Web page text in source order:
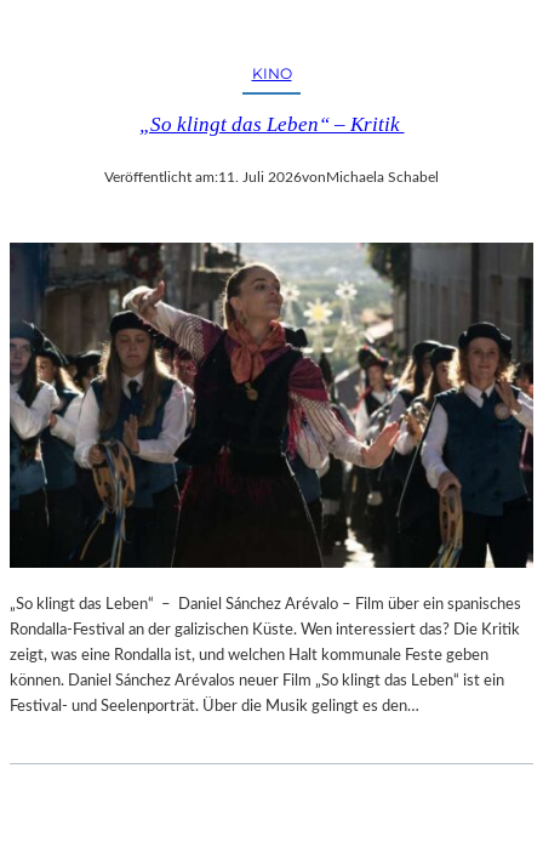
KINO
„So klingt das Leben“ – Kritik
Veröffentlicht am:11. Juli 2026vonMichaela Schabel
„So klingt das Leben“ – Daniel Sánchez Arévalo – Film über ein spanisches
Rondalla-Festival an der galizischen Küste. Wen interessiert das? Die Kritik
zeigt, was eine Rondalla ist, und welchen Halt kommunale Feste geben
können. Daniel Sánchez Arévalos neuer Film „So klingt das Leben“ ist ein
Festival- und Seelenporträt. Über die Musik gelingt es den…